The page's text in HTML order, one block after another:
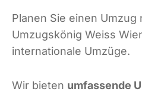
Planen Sie einen
Umzugskönig Weiss
internationale Umzüge.
Wir bieten umfassende